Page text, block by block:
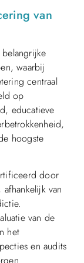
van
waarbij
centraal
op
educatieve
hoogste
door
van
van de
het
en audits